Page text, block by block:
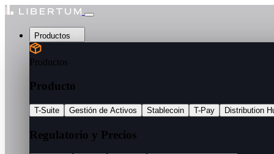
Productos
Productos
Producto
T-Suite Gestión de Activos Stablecoin T-Pay Distribution
Regulatorio y Precios